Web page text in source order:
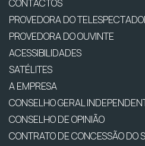
CONTACTOS
PROVEDORA DO
PROVEDORA DO OUVINTE
ACESSIBILIDADES
SATÉLITES
A EMPRESA
CONSELHO GERAL
CONSELHO DE OPINIÃO
CONTRATO DE CONCESSÃO DO